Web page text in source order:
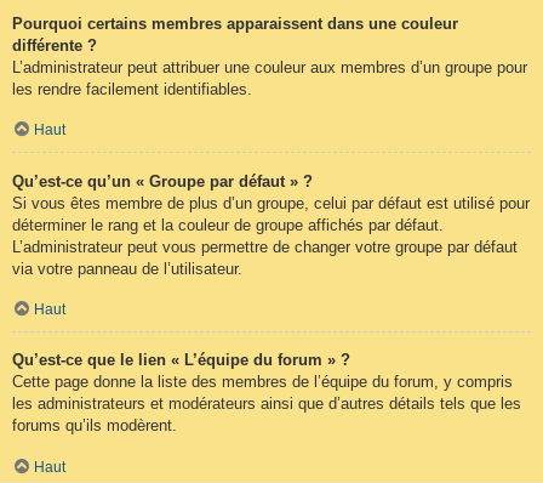
Pourquoi certains membres apparaissent dans une couleur
différente ?
L’administrateur peut attribuer une couleur aux membres d’un groupe pour
les rendre facilement identifiables.
Haut
Qu’est-ce qu’un « Groupe par défaut » ?
Si vous êtes membre de plus d’un groupe, celui par défaut est utilisé pour
déterminer le rang et la couleur de groupe affichés par défaut.
L’administrateur peut vous permettre de changer votre groupe par défaut
via votre panneau de l’utilisateur.
Haut
Qu’est-ce que le lien « L’équipe du forum » ?
Cette page donne la liste des membres de l’équipe du forum, y compris
les administrateurs et modérateurs ainsi que d’autres détails tels que les
forums qu’ils modèrent.
Haut